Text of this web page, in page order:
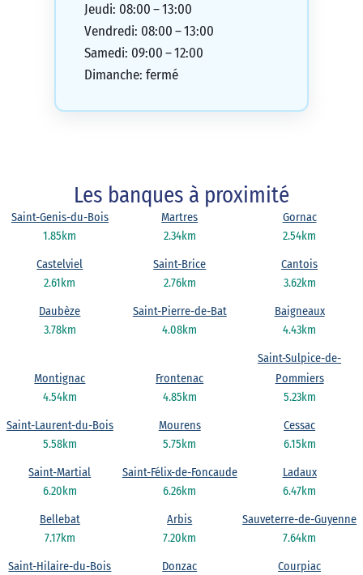
Jeudi: 08:00 – 13:00
Vendredi: 08:00 – 13:00
Samedi: 09:00 – 12:00
Dimanche: fermé
Les banques à proximité
1.85km
Saint-Genis-du-Bois
2.34km
Martres
2.54km
Gornac
2.61km
Castelviel
2.76km
Saint-Brice
3.62km
Cantois
3.78km
Daubèze
4.08km
Saint-Pierre-de-Bat
4.43km
Baigneaux
4.54km
Montignac
4.85km
Frontenac
5.23km
Saint-Sulpice-de-
Pommiers
5.58km
Saint-Laurent-du-Bois
5.75km
Mourens
6.15km
Cessac
6.20km
Saint-Martial
6.26km
Saint-Félix-de-Foncaude
6.47km
Ladaux
7.17km
Bellebat
7.20km
Arbis
7.64km
Sauveterre-de-Guyenne
Saint-Hilaire-du-Bois
Donzac
Courpiac